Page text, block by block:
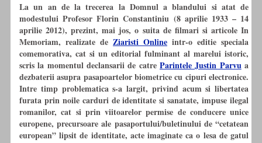
La un an de la trecerea la Domnul a blandului si atat de
modestului Profesor Florin Constantiniu (8 aprilie 1933 – 14
aprilie 2012), prezint, mai jos, o suita de filmari si articole In
Memoriam, realizate de Ziaristi Online intr-o editie speciala
comemorativa, cat si un editorial fulminant al marelui istoric,
scris la momentul declansarii de catre Parintele Justin Parvua
dezbaterii asupra pasapoartelor biometrice cu cipuri electronice.
Intre timp problematica s-a largit, privind acum si libertatea
furata prin noile carduri de identitate si sanatate, impuse ilegal
romanilor, cat si prin viitoarelor permise de conducere unice
europene, precursoare ale pasaportului/buletinului de “cetatean
european” lipsit de identitate, acte imaginate ca o lesa de gatul